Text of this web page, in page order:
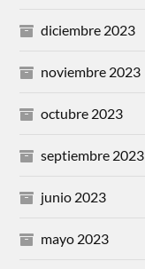
diciembre 2023
noviembre 2023
octubre 2023
septiembre 2023
junio 2023
mayo 2023